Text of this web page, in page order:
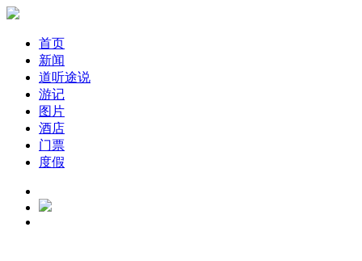
首页
新闻
道听途说
游记
图片
酒店
门票
度假